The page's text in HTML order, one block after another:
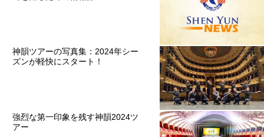
神韻ツアーの写真集：2024年シー
ズンが軽快にスタート！
強烈な第一印象を残す神韻2024ツ
アー